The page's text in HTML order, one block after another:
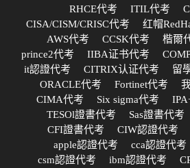
RHCE代考
ITIL代考
CISA/CISM/CRISC代考
红帽
AWS代考
CCSK代考 楷爾
prince2代考
IIBA证书代考
it認證代考
CITRIX认证代考 留
ORACLE代考
Fortinet代考
CIMA代考
Six sigma代考
TESOl證書代考
Sas證書代考
CFI證書代考
CIW認證代考
apple認證代考
cca認證代考
csm認證代考
ibm認證代考